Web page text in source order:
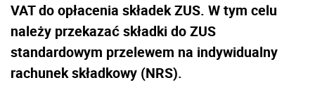
VAT do opłacenia składek ZUS. W tym celu
należy przekazać składki do ZUS
standardowym przelewem na indywidualny
rachunek składkowy (NRS).